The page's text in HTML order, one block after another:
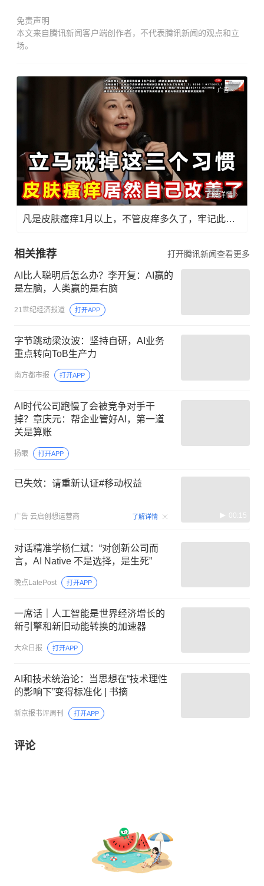
免责声明
本文来自腾讯新闻客户端创作者，不代表腾讯新闻的观点和立
场。
广告
了解详情
凡是皮肤瘙痒1月以上，不管皮痒多久了，牢记此法，快！准！狠！
相关推荐 打开腾讯新闻查看更多
AI比人聪明后怎么办？李开复：AI赢的
是左脑，人类赢的是右脑
21世纪经济报道 打开APP
字节跳动梁汝波：坚持自研，AI业务
重点转向ToB生产力
南方都市报 打开APP
AI时代公司跑慢了会被竞争对手干
掉？章庆元：帮企业管好AI，第一道
关是算账
扬眼 打开APP
已失效：请重新认证#移动权益
广告 云启创想运营商 了解详情 00:15
对话精准学杨仁斌：“对创新公司而
言，AI Native 不是选择，是生死”
晚点LatePost 打开APP
一席话｜人工智能是世界经济增长的
新引擎和新旧动能转换的加速器
大众日报 打开APP
AI和技术统治论：当思想在“技术理性
的影响下”变得标准化 | 书摘
新京报书评周刊 打开APP
评论